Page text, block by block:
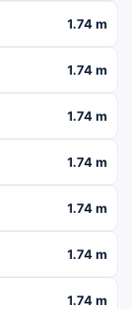
1.74 m
1.74 m
1.74 m
1.74 m
1.74 m
1.74 m
1.74 m